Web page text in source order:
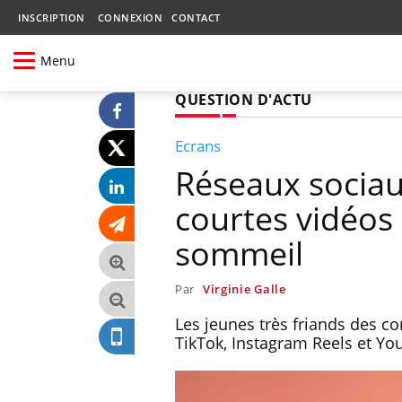
INSCRIPTION CONNEXION CONTACT
Menu
QUESTION D'ACTU
Ecrans
Réseaux
courtes
sommeil
Par Virginie Galle
Les jeunes très friands des
TikTok, Instagram Reels et